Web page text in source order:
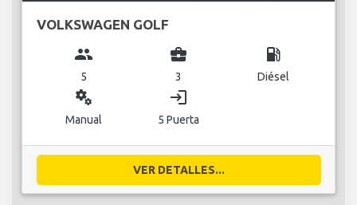
VOLKSWAGEN GOLF
group
5
business_center
3
local_gas_station
Diésel
miscellaneous_services
Manual
login
5 Puerta
VER DETALLES...